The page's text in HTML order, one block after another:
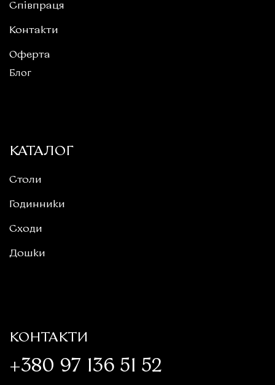
Співпраця
Контакти
Оферта
Блог
КАТАЛОГ
Столи
Годинники
Сходи
Дошки
КОНТАКТИ
+380 97 136 51 52